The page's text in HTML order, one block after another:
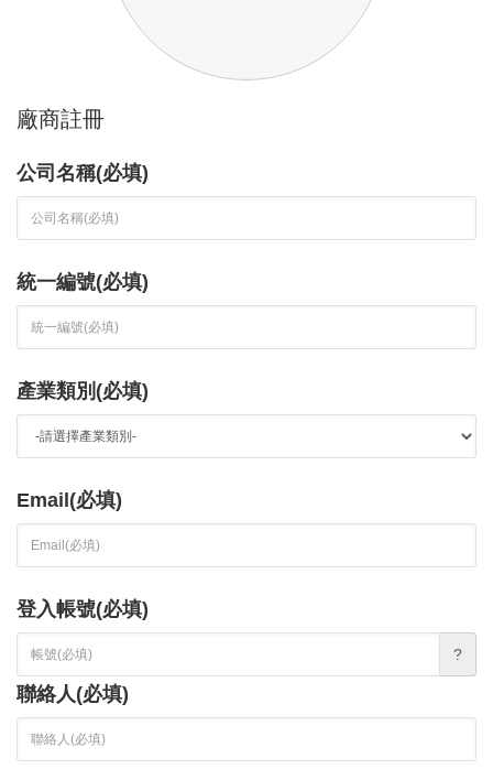
廠商註冊
公司名稱(必填)
統一編號(必填)
產業類別(必填)
Email(必填)
登入帳號(必填)
?
聯絡人(必填)